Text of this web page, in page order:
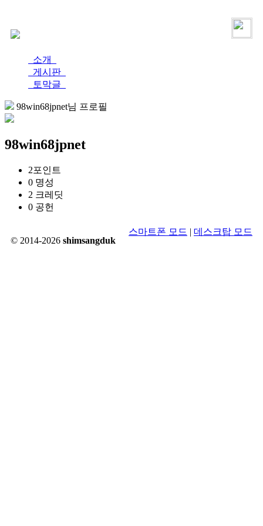
소개
게시판
토막글
98win68jpnet님 프로필
98win68jpnet
2포인트
0 명성
2 크레딧
0 공헌
© 2014-2026 shimsangduk
스마트폰 모드 | 데스크탑 모드